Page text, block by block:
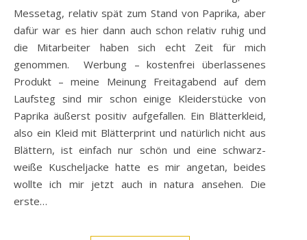
Messetag, relativ spät zum Stand von Paprika, aber
dafür war es hier dann auch schon relativ ruhig und
die Mitarbeiter haben sich echt Zeit für mich
genommen. Werbung – kostenfrei überlassenes
Produkt – meine Meinung Freitagabend auf dem
Laufsteg sind mir schon einige Kleiderstücke von
Paprika äußerst positiv aufgefallen. Ein Blätterkleid,
also ein Kleid mit Blätterprint und natürlich nicht aus
Blättern, ist einfach nur schön und eine schwarz-
weiße Kuscheljacke hatte es mir angetan, beides
wollte ich mir jetzt auch in natura ansehen. Die
erste…